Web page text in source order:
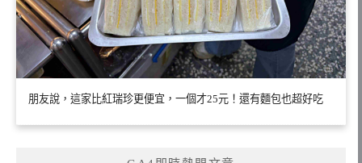
朋友說，這家比紅瑞珍更便宜，一個才25元！還有麵包也超好吃